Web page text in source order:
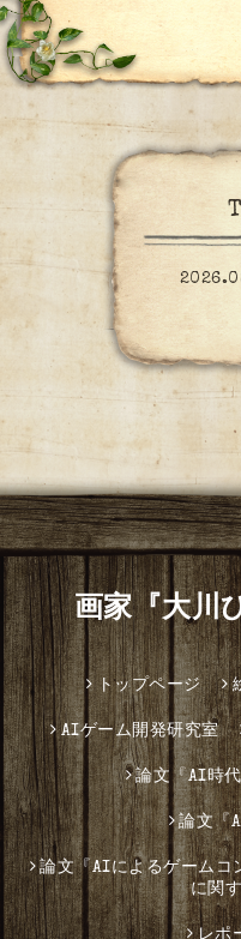
画家『大川
トップページ
AIゲーム開発研究室
論文『AI時
論文『
論文『AIによるゲームコ
に関